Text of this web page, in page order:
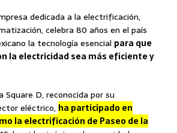
dedicada a la electrificación,
celebra 80 años en el país
la tecnología esencial para que
la electricidad sea más eficiente y
Square D, reconocida por su
eléctrico, ha participado en
la electrificación de Paseo de la